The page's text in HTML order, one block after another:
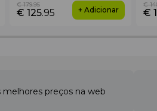
14% elastano
duas cores:
€ 125.95
€ 179.95
+ Adicionar €
€
melhores preços na web